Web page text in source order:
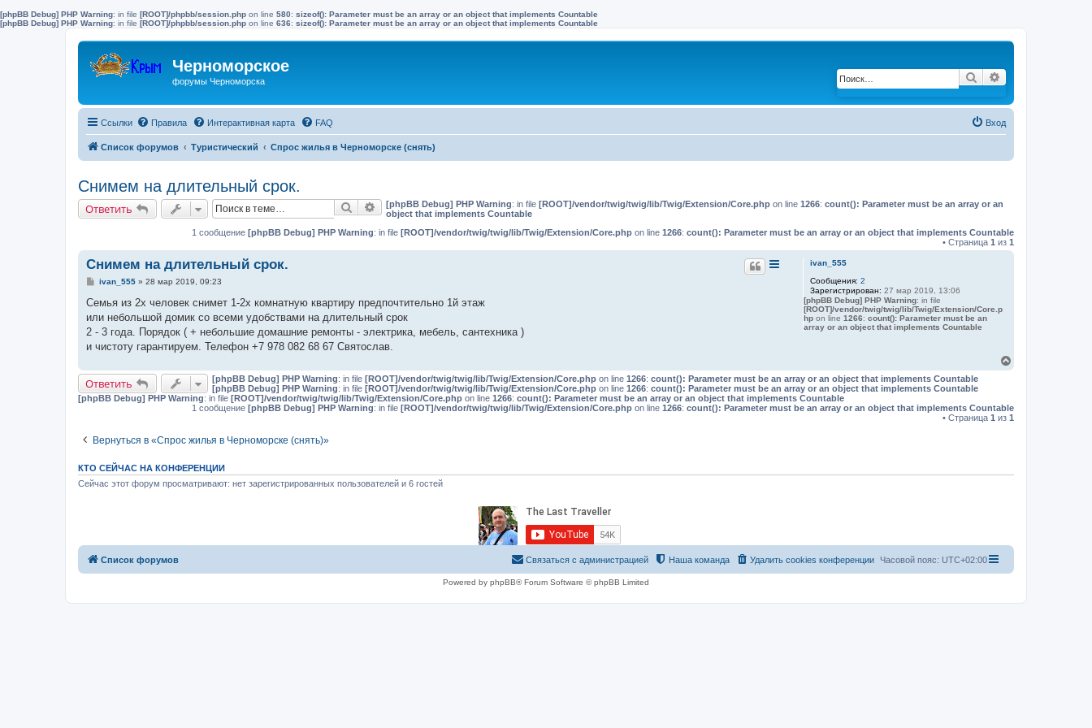
[phpBB Debug] PHP Warning: in file [ROOT]/phpbb/session.php on line 580: sizeof(): Parameter must be an array or an object that implements Countable
[phpBB Debug] PHP Warning: in file [ROOT]/phpbb/session.php on line 636: sizeof(): Parameter must be an array or an object that implements Countable
Черноморское
форумы Черноморска Поиск
Ссылки Правила Интерактивная карта FAQ Вход
Список форумов Туристический Спрос жилья в Черноморске (снять)
Снимем на длительный срок.
Ответить Поиск Расширенный поиск
[phpBB Debug] PHP Warning: in file [ROOT]/vendor/twig/twig/lib/Twig/Extension/Core.php on line 1266: count(): Parameter must be an array or an
object that implements Countable
1 сообщение [phpBB Debug] PHP Warning: in file [ROOT]/vendor/twig/twig/lib/Twig/Extension/Core.php on line 1266: count(): Parameter must be an array or an object that implements Countable
• Страница 1 из 1
ivan_555
Сообщения: 2
Зарегистрирован: 27 мар 2019, 13:06
[phpBB Debug] PHP Warning: in file
[ROOT]/vendor/twig/twig/lib/Twig/Extension/Core.p
hpon line 1266: count(): Parameter must be an
array or an object that implements Countable
Снимем на длительный срок.
С
о
щ
и
ivan_555» 28 мар 2019, 09:23
Семья из 2х человек снимет 1-2х комнатную квартиру предпочтительно 1й этаж
или небольшой домик со всеми удобствами на длительный срок
2 - 3 года. Порядок ( + небольшие домашние ремонты - электрика, мебель, сантехника )
и чистоту гарантируем. Телефон +7 978 082 68 67 Святослав.
у
н
Ответить [phpBB Debug] PHP Warning: in file [ROOT]/vendor/twig/twig/lib/Twig/Extension/Core.php on line 1266: count(): Parameter must be an array or an object that implements Countable
[phpBB Debug] PHP Warning: in file [ROOT]/vendor/twig/twig/lib/Twig/Extension/Core.php on line 1266: count(): Parameter must be an array or an object that implements Countable
[phpBB Debug] PHP Warning: in file [ROOT]/vendor/twig/twig/lib/Twig/Extension/Core.php on line 1266: count(): Parameter must be an array or an object that implements Countable
1 сообщение [phpBB Debug] PHP Warning: in file [ROOT]/vendor/twig/twig/lib/Twig/Extension/Core.php on line 1266: count(): Parameter must be an array or an object that implements Countable
• Страница 1 из 1
Вернуться в «Спрос жилья в Черноморске (снять)»
КТО СЕЙЧАС НА КОНФЕРЕНЦИИ
Сейчас этот форум просматривают: нет зарегистрированных пользователей и 6 гостей
Список форумов Часовой пояс: UTC+02:00
Удалить cookies конференции
Наша команда
Связаться с администрацией
Powered by phpBB® Forum Software © phpBB Limited